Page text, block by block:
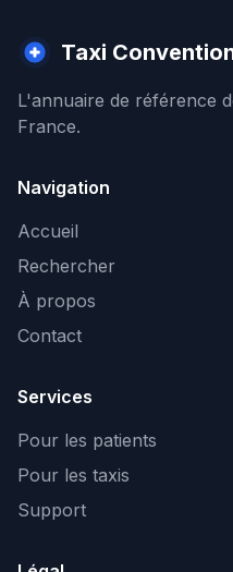
Taxi
L'annuaire de référence
France.
Navigation
Accueil
Rechercher
À propos
Contact
Services
Pour les patients
Pour les taxis
Support